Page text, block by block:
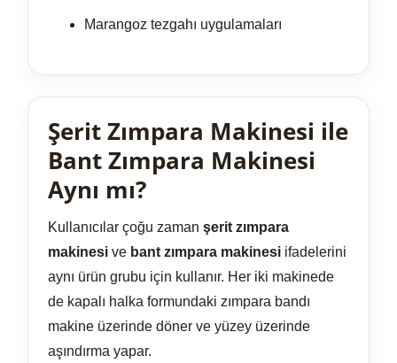
Marangoz tezgahı uygulamaları
Şerit Zımpara Makinesi ile
Bant Zımpara Makinesi
Aynı mı?
Kullanıcılar çoğu zaman şerit zımpara
makinesi ve bant zımpara makinesi ifadelerini
aynı ürün grubu için kullanır. Her iki makinede
de kapalı halka formundaki zımpara bandı
makine üzerinde döner ve yüzey üzerinde
aşındırma yapar.